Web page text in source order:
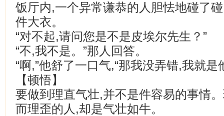
饭厅内,一个异常谦恭的人胆怯地碰了
件大衣。
“对不起,请问您是不是皮埃尔先生？”
“不,我不是。”那人回答。
“啊,”他舒了一口气,“那我没弄错,我就
【顿悟】
要做到理直气壮,并不是件容易的事情
而理歪的人,却是气壮如牛。